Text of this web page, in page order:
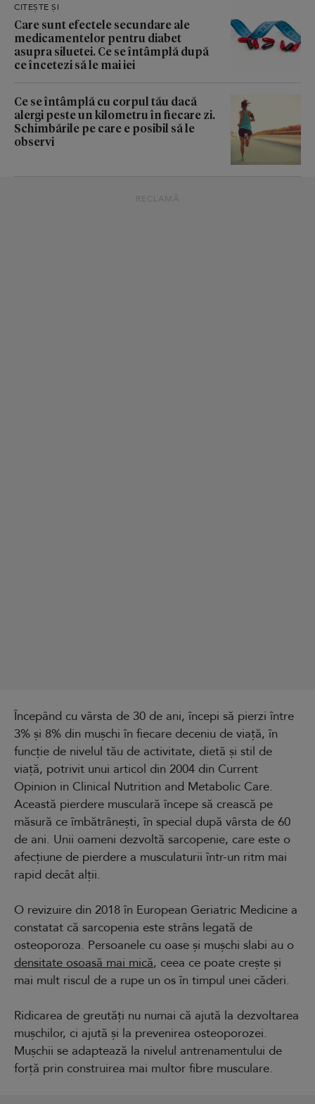
CITEȘTE ȘI
Care sunt efectele secundare ale
medicamentelor pentru diabet
asupra siluetei. Ce se întâmplă după
ce încetezi să le mai iei
Ce se întâmplă cu corpul tău dacă
alergi peste un kilometru în fiecare zi.
Schimbările pe care e posibil să le
observi
RECLAMĂ
Începând cu vârsta de 30 de ani, începi să pierzi între
3% și 8% din mușchi în fiecare deceniu de viață, în
funcție de nivelul tău de activitate, dietă și stil de
viață, potrivit unui articol din 2004 din Current
Opinion in Clinical Nutrition and Metabolic Care.
Această pierdere musculară începe să crească pe
măsură ce îmbătrânești, în special după vârsta de 60
de ani. Unii oameni dezvoltă sarcopenie, care este o
afecțiune de pierdere a musculaturii într-un ritm mai
rapid decât alții.
O revizuire din 2018 în European Geriatric Medicine a
constatat că sarcopenia este strâns legată de
osteoporoza. Persoanele cu oase și mușchi slabi au o
densitate osoasă mai mică, ceea ce poate crește și
mai mult riscul de a rupe un os în timpul unei căderi.
Ridicarea de greutăți nu numai că ajută la dezvoltarea
mușchilor, ci ajută și la prevenirea osteoporozei.
Mușchii se adaptează la nivelul antrenamentului de
forță prin construirea mai multor fibre musculare.